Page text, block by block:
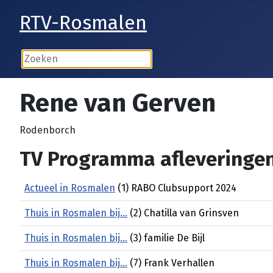
RTV-Rosmalen
Rene van Gerven
Rodenborch
TV Programma
Actueel in Rosmalen (1) RABO Clubsupport 2024
Thuis in Rosmalen bij... (2) Chatilla van Grinsven
Thuis in Rosmalen bij... (3) familie De Bijl
Thuis in Rosmalen bij... (7) Frank Verhallen